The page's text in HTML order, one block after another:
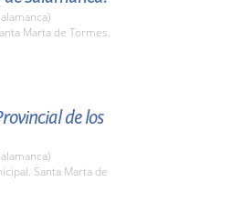
Marta de Tormes.
de los
Santa Marta de